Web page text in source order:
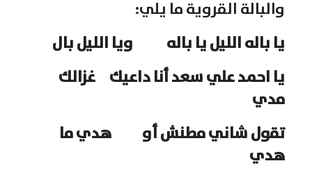
والبالة القروية ما يلي:
يا باله الليل يا باله ويا الليل بال
يا احمد علي سعد أنا داعيك غزالك
مدي
تقول شاني مطنش أو هدي ما
هدي